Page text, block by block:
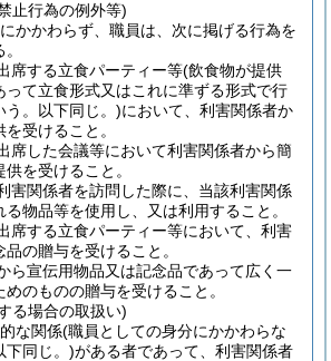
止行為の例外等)
かかわらず、職員は、次に掲げる行為を
席する立食パーティー等(飲食物が提供
って立食形式又はこれに準ずる形式で行
う。以下同じ。)において、利害関係者か
受けること。
席した会議等において利害関係者から簡
を受けること。
害関係者を訪問した際に、当該利害関係
物品等を使用し、又は利用すること。
席する立食パーティー等において、利害
の贈与を受けること。
ら宣伝用物品又は記念品であって広く一
のものの贈与を受けること。
る場合の取扱い)
な関係(職員としての身分にかかわらな
下同じ。)がある者であって、利害関係者